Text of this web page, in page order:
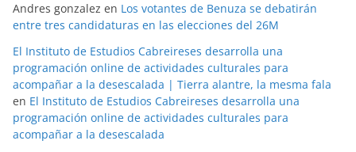
Andres gonzalez en Los votantes de Benuza se debatirán
entre tres candidaturas en las elecciones del 26M
El Instituto de Estudios Cabreireses desarrolla una
programación online de actividades culturales para
acompañar a la desescalada | Tierra alantre, la mesma fala
en El Instituto de Estudios Cabreireses desarrolla una
programación online de actividades culturales para
acompañar a la desescalada